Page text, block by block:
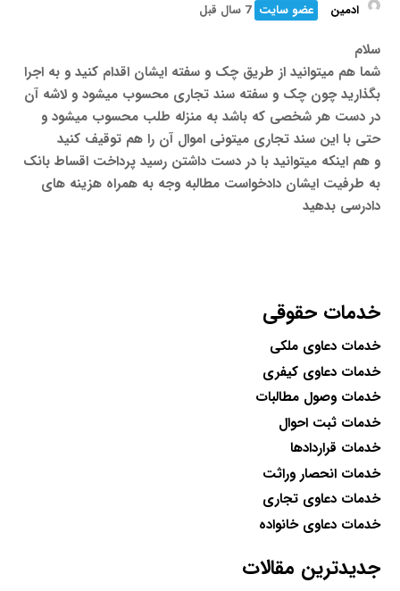
ادمین عضو سایت 7 سال قبل
سلام
شما هم میتوانید از طریق چک و سفته ایشان اقدام کنید و به اجرا
بگذارید چون چک و سفته سند تجاری محسوب میشود و لاشه آن
در دست هر شخصی که باشد به منزله طلب محسوب میشود و
حتی با این سند تجاری میتونی اموال آن را هم توقیف کنید
و هم اینکه میتوانید با در دست داشتن رسید پرداخت اقساط بانک
به طرفیت ایشان دادخواست مطالبه وجه به همراه هزینه های
دادرسی بدهید
خدمات حقوقی
خدمات دعاوی ملکی
خدمات دعاوی کیفری
خدمات وصول مطالبات
خدمات ثبت احوال
خدمات قراردادها
خدمات انحصار وراثت
خدمات دعاوی تجاری
خدمات دعاوی خانواده
جدیدترین مقالات